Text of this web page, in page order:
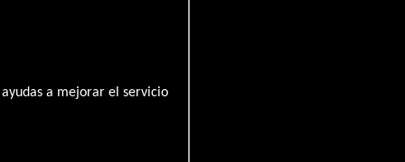
a mejorar el servicio